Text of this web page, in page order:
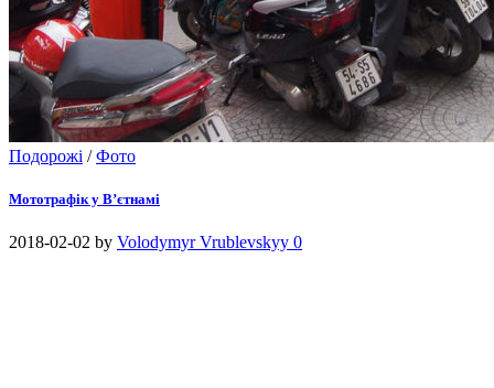
Подорожі /Фото
Мототрафік у В’єтнамі
2018-02-02 by Volodymyr Vrublevskyy 0